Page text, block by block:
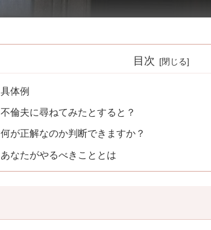
目次
具体例
不倫夫に尋ねてみたとすると？
何が正解なのか判断できますか？
あなたがやるべきこととは